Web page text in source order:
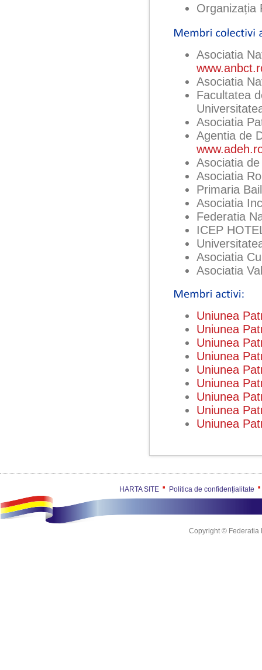
Organizația
Asociatia
Asociatia
Facultatea
Asociatia
Agentia de
Asociatia
Asociatia
Primaria
Asociatia
Federatia
ICEP
Asociatia
Asociatia
Uniunea
Uniunea
Uniunea
Uniunea
Uniunea
Uniunea
Uniunea
Uniunea
Uniunea
HARTA SITE Politica de confidențialitate
Copyright © Federatia